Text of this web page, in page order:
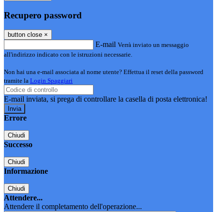
Recupero password
button close ×
E-mail Verrà inviato un messaggio
all'indirizzo indicato con le istruzioni necessarie.
Non hai una e-mail associata al nome utente? Effettua il reset della password
tramite la Login Spaggiari
E-mail inviata, si prega di controllare la casella di posta elettronica!
Errore
Chiudi
Successo
Chiudi
Informazione
Chiudi
Attendere...
Attendere il completamento dell'operazione...